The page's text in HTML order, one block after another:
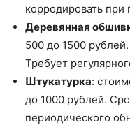
корродировать
Деревянная
500 до 1500
Требует
Штукатурка:
до 1000 рублей.
периодического